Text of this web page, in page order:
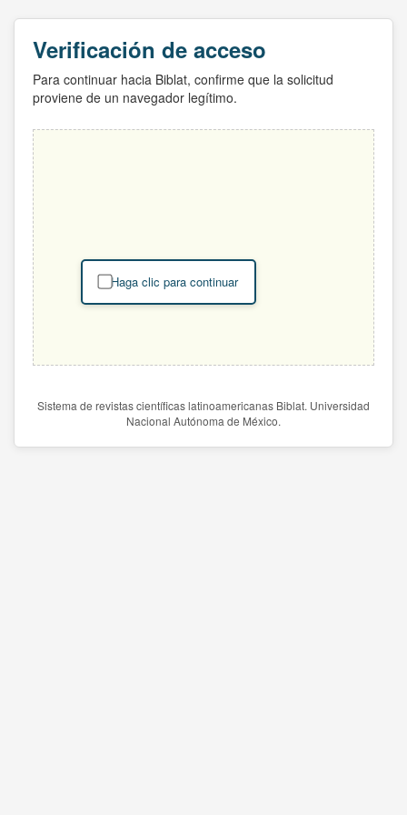
Verificación de acceso
Para continuar hacia Biblat, confirme que la solicitud
proviene de un navegador legítimo.
Haga clic para continuar
Sistema de revistas científicas latinoamericanas Biblat. Universidad
Nacional Autónoma de México.